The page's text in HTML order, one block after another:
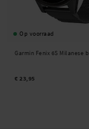
Op voorraad
Garmin Fenix 6S Milanese
€ 23,95